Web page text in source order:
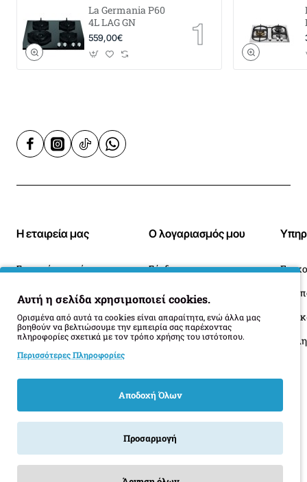
La Germania P60
4L LAG GN
559,00€
Η εταιρεία μας
Σχετικά με εμάς
Blog
Πληροφορίες Παράδοσης
Όροι Επιστροφής
Ο λογαριασμός μου
Σύνδεση
Ιστορικό Παραγγελιών
Επιστροφές
Αυτή η σελίδα χρησιμοποιεί cookies.
Ορισμένα από αυτά τα cookies είναι απαραίτητα, ενώ άλλα μας
βοηθούν να βελτιώσουμε την εμπειρία σας παρέχοντας
πληροφορίες σχετικά με τον τρόπο χρήσης του ιστότοπου.
Περισσότερες Πληροφορίες
Αποδοχή Όλων
Προσαρμογή